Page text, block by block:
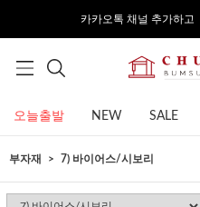
카카오톡 채널 추가하고
오늘출발 NEW SALE
부자재 7) 바이어스/시보리